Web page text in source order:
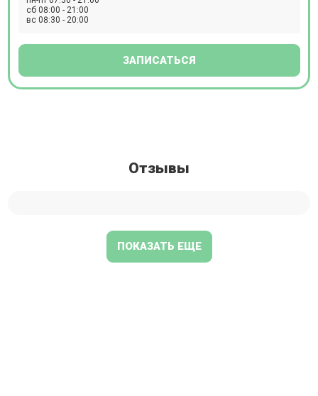
аппарате premium класса Toshiba Aquilion Prime (160
срезов), максимальный вес пациента – до 130 кг,
среди которых ДМН, КМН, а так же врачи высшей
сб 08:00 - 21:00
вс 08:30 - 20:00
ЗАПИСАТЬСЯ
Отзывы
ПОКАЗАТЬ ЕЩЕ